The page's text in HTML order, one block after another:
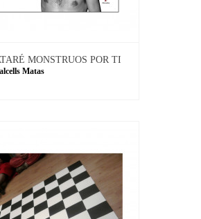
MONSTRUOS POR TI
Matas